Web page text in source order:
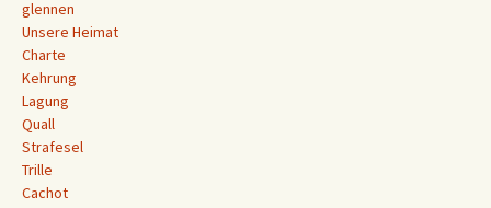
glennen
Unsere Heimat
Charte
Kehrung
Lagung
Quall
Strafesel
Trille
Cachot